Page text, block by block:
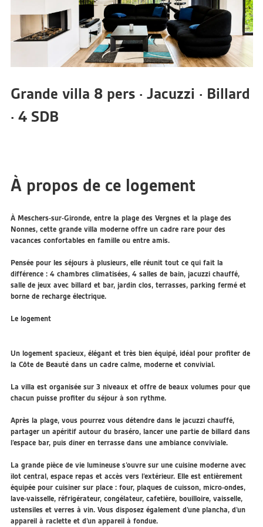
Grande villa 8 pers · Jacuzzi · Billard
· 4 SDB
À propos de ce logement
À Meschers-sur-Gironde, entre la plage des Vergnes et la plage des
Nonnes, cette grande villa moderne offre un cadre rare pour des
vacances confortables en famille ou entre amis.
Pensée pour les séjours à plusieurs, elle réunit tout ce qui fait la
différence : 4 chambres climatisées, 4 salles de bain, jacuzzi chauffé,
salle de jeux avec billard et bar, jardin clos, terrasses, parking fermé et
borne de recharge électrique.
Le logement
Un logement spacieux, élégant et très bien équipé, idéal pour profiter de
la Côte de Beauté dans un cadre calme, moderne et convivial.
La villa est organisée sur 3 niveaux et offre de beaux volumes pour que
chacun puisse profiter du séjour à son rythme.
Après la plage, vous pourrez vous détendre dans le jacuzzi chauffé,
partager un apéritif autour du braséro, lancer une partie de billard dans
l’espace bar, puis dîner en terrasse dans une ambiance conviviale.
La grande pièce de vie lumineuse s’ouvre sur une cuisine moderne avec
îlot central, espace repas et accès vers l’extérieur. Elle est entièrement
équipée pour cuisiner sur place : four, plaques de cuisson, micro-ondes,
lave-vaisselle, réfrigérateur, congélateur, cafetière, bouilloire, vaisselle,
ustensiles et verres à vin. Vous disposez également d’une plancha, d’un
appareil à raclette et d’un appareil à fondue.